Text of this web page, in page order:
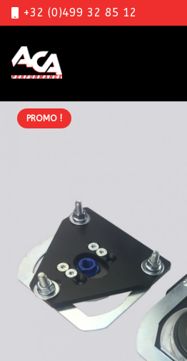
+32 (0)499 32 85 12
PROMO !